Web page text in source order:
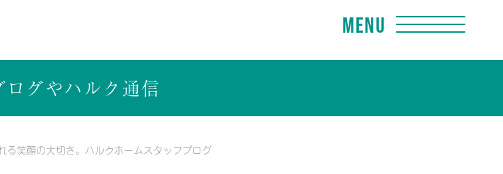
Menu
グやハルク通信
る笑顔の大切さ。ハルクホームスタッフブログ